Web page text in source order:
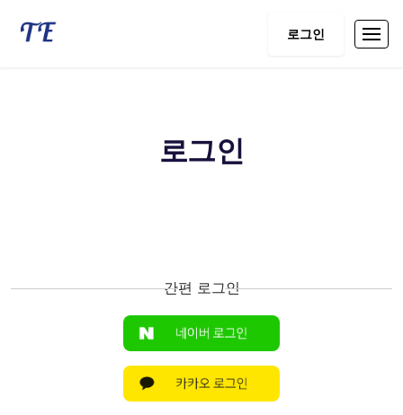
로그인
로그인
간편 로그인